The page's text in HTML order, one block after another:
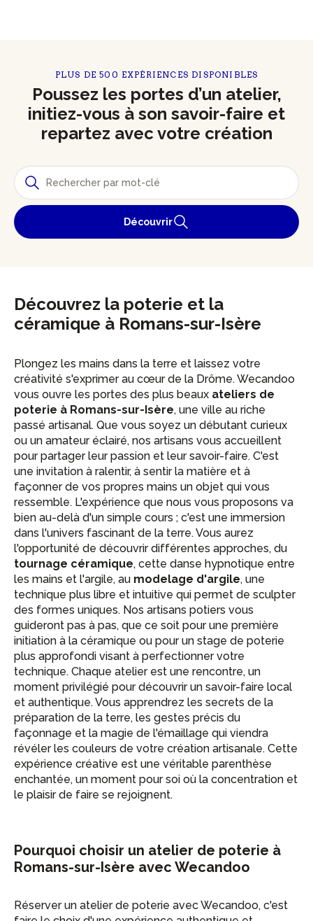
PLUS DE 500 EXPÉRIENCES DISPONIBLES
Poussez les portes d’un atelier,
initiez-vous à son savoir-faire et
repartez avec votre création
Découvrir
Découvrez la poterie et la
céramique à Romans-sur-Isère
Plongez les mains dans la terre et laissez votre
créativité s'exprimer au cœur de la Drôme. Wecandoo
vous ouvre les portes des plus beaux ateliers de
poterie à Romans-sur-Isère, une ville au riche
passé artisanal. Que vous soyez un débutant curieux
ou un amateur éclairé, nos artisans vous accueillent
pour partager leur passion et leur savoir-faire. C'est
une invitation à ralentir, à sentir la matière et à
façonner de vos propres mains un objet qui vous
ressemble. L'expérience que nous vous proposons va
bien au-delà d'un simple cours ; c'est une immersion
dans l'univers fascinant de la terre. Vous aurez
l'opportunité de découvrir différentes approches, du
tournage céramique, cette danse hypnotique entre
les mains et l'argile, au modelage d'argile, une
technique plus libre et intuitive qui permet de sculpter
des formes uniques. Nos artisans potiers vous
guideront pas à pas, que ce soit pour une première
initiation à la céramique ou pour un stage de poterie
plus approfondi visant à perfectionner votre
technique. Chaque atelier est une rencontre, un
moment privilégié pour découvrir un savoir-faire local
et authentique. Vous apprendrez les secrets de la
préparation de la terre, les gestes précis du
façonnage et la magie de l'émaillage qui viendra
révéler les couleurs de votre création artisanale. Cette
expérience créative est une véritable parenthèse
enchantée, un moment pour soi où la concentration et
le plaisir de faire se rejoignent.
Pourquoi choisir un atelier de poterie à
Romans-sur-Isère avec Wecandoo
Réserver un atelier de poterie avec Wecandoo, c'est